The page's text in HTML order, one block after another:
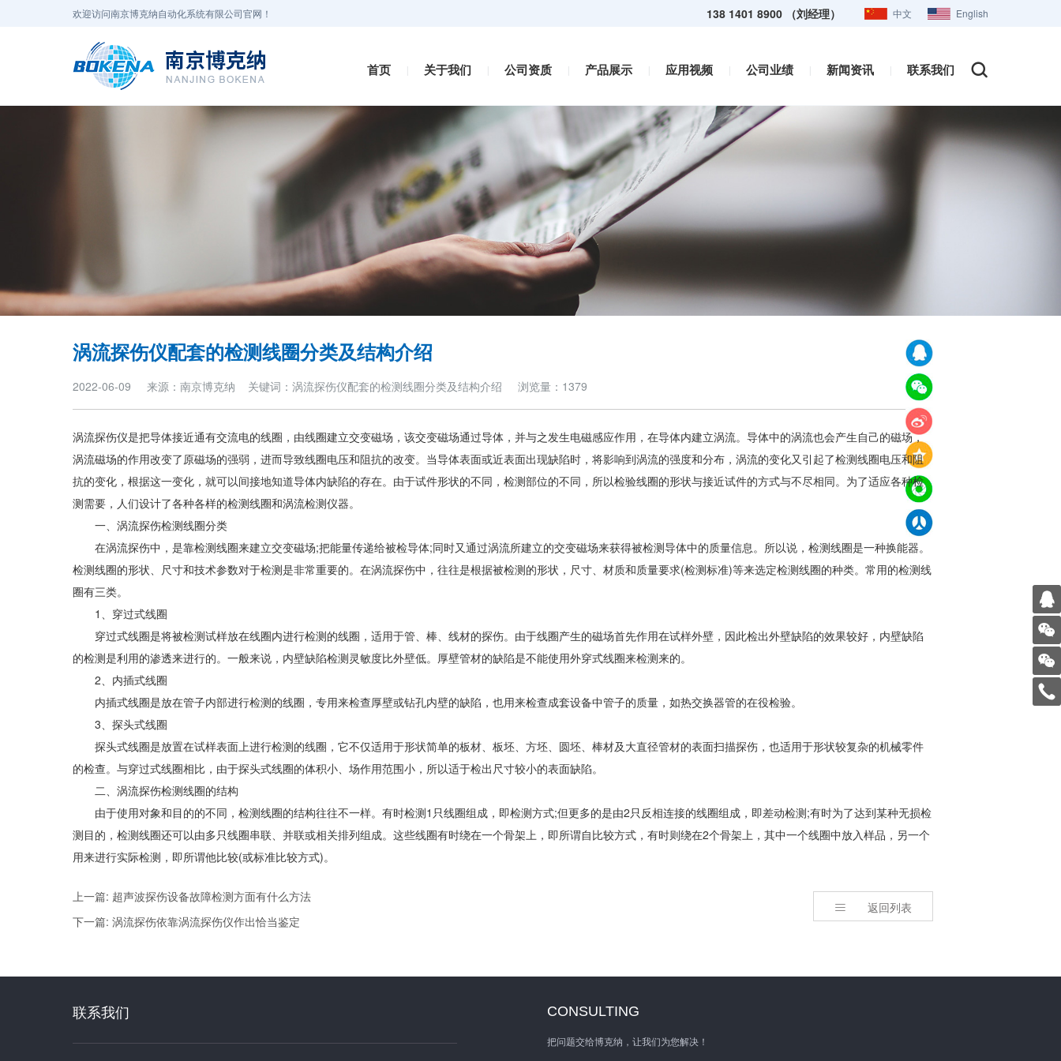
English
中文
欢迎访问南京博克纳自动化系统有限公司官网！ 138 1401 8900 （刘经理）
首页 关于我们 公司资质 产品展示 应用视频 公司业绩 新闻资讯 联系我们
涡流探伤仪配套的检测线圈分类及结构介绍
2022-06-09 来源：南京博克纳 关键词：涡流探伤仪配套的检测线圈分类及结构介绍 浏览量：1379
涡流探伤仪是把导体接近通有交流电的线圈，由线圈建立交变磁场，该交变磁场通过导体，并与之发生电磁感应作用，在导体内建立涡流。导体中的涡流也会产生自己的磁场，
涡流磁场的作用改变了原磁场的强弱，进而导致线圈电压和阻抗的改变。当导体表面或近表面出现缺陷时，将影响到涡流的强度和分布，涡流的变化又引起了检测线圈电压和阻
抗的变化，根据这一变化，就可以间接地知道导体内缺陷的存在。由于试件形状的不同，检测部位的不同，所以检验线圈的形状与接近试件的方式与不尽相同。为了适应各种检
测需要，人们设计了各种各样的检测线圈和涡流检测仪器。
一、涡流探伤检测线圈分类
在涡流探伤中，是靠检测线圈来建立交变磁场;把能量传递给被检导体;同时又通过涡流所建立的交变磁场来获得被检测导体中的质量信息。所以说，检测线圈是一种换能器。
检测线圈的形状、尺寸和技术参数对于检测是非常重要的。在涡流探伤中，往往是根据被检测的形状，尺寸、材质和质量要求(检测标准)等来选定检测线圈的种类。常用的检测线
圈有三类。
1、穿过式线圈
穿过式线圈是将被检测试样放在线圈内进行检测的线圈，适用于管、棒、线材的探伤。由于线圈产生的磁场首先作用在试样外壁，因此检出外壁缺陷的效果较好，内壁缺陷
的检测是利用的渗透来进行的。一般来说，内壁缺陷检测灵敏度比外壁低。厚壁管材的缺陷是不能使用外穿式线圈来检测来的。
2、内插式线圈
内插式线圈是放在管子内部进行检测的线圈，专用来检查厚壁或钻孔内壁的缺陷，也用来检查成套设备中管子的质量，如热交换器管的在役检验。
3、探头式线圈
探头式线圈是放置在试样表面上进行检测的线圈，它不仅适用于形状简单的板材、板坯、方坯、圆坯、棒材及大直径管材的表面扫描探伤，也适用于形状较复杂的机械零件
的检查。与穿过式线圈相比，由于探头式线圈的体积小、场作用范围小，所以适于检出尺寸较小的表面缺陷。
二、涡流探伤检测线圈的结构
由于使用对象和目的的不同，检测线圈的结构往往不一样。有时检测1只线圈组成，即检测方式;但更多的是由2只反相连接的线圈组成，即差动检测;有时为了达到某种无损检
测目的，检测线圈还可以由多只线圈串联、并联或相关排列组成。这些线圈有时绕在一个骨架上，即所谓自比较方式，有时则绕在2个骨架上，其中一个线圈中放入样品，另一个
用来进行实际检测，即所谓他比较(或标准比较方式)。
上一篇: 超声波探伤设备故障检测方面有什么方法
下一篇: 涡流探伤依靠涡流探伤仪作出恰当鉴定
返回列表
联系我们 CONSULTING
把问题交给博克纳，让我们为您解决！